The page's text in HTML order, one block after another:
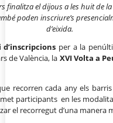
finalitza el dijous a les huit de
poden inscriure’s
d’eixida.
per a la
de València, la XVI Volta a
recorren cada any els
participants en les
el recorregut d’una manera